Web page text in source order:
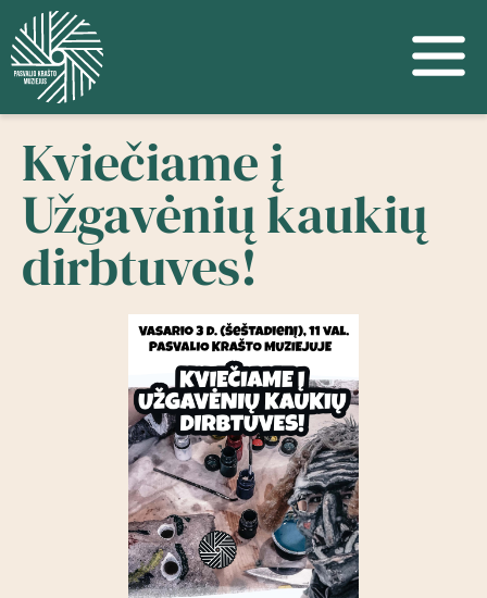
Kviečiame į
Užgavėnių kaukių
dirbtuves!